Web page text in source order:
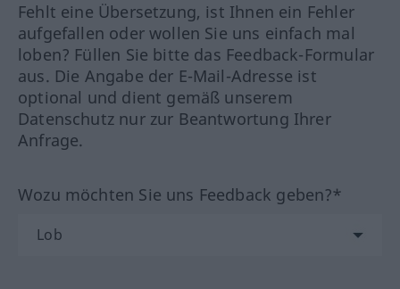
Fehlt eine Übersetzung, ist Ihnen ein Fehler
aufgefallen oder wollen Sie uns einfach mal
loben? Füllen Sie bitte das Feedback-Formular
aus. Die Angabe der E-Mail-Adresse ist
optional und dient gemäß unserem
Datenschutz nur zur Beantwortung Ihrer
Anfrage.
Wozu möchten Sie uns Feedback geben?*